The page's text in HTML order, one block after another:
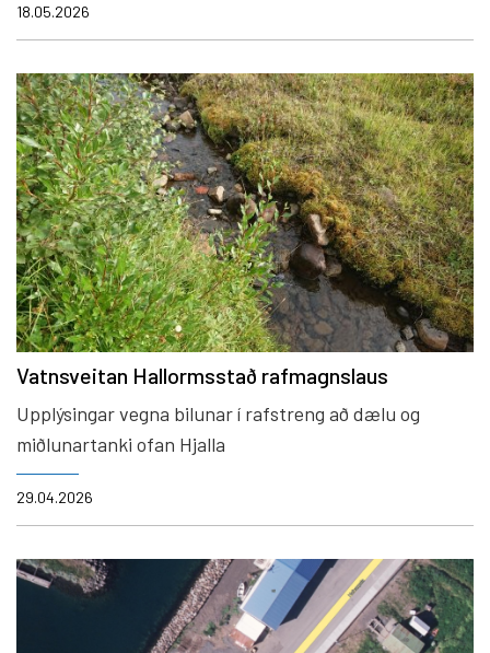
18.05.2026
Vatnsveitan Hallormsstað rafmagnslaus
29.04.2026
Upplýsingar vegna bilunar í rafstreng að dælu og
miðlunartanki ofan Hjalla